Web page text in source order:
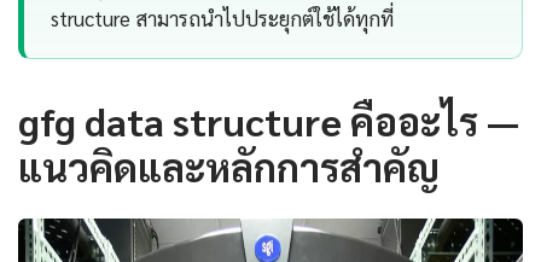
structure สามารถนำไปประยุกต์ใช้ได้ทุกที่
gfg data structure คืออะไร —
แนวคิดและหลักการสำคัญ